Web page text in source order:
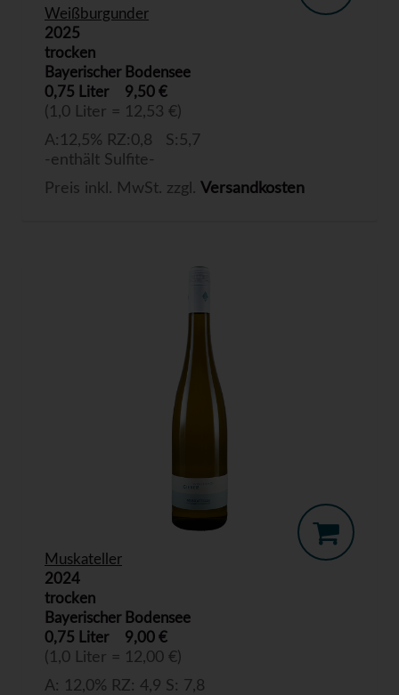
Weißburgunder
2025
trocken
Bayerischer Bodensee
0,75 Liter
9,50 €
(1,0 Liter = 12,53 €)
A:12,5% RZ:0,8 S:5,7
-enthält Sulfite-
Preis inkl. MwSt. zzgl. Versandkosten
Muskateller
2024
trocken
Bayerischer Bodensee
0,75 Liter
9,00 €
(1,0 Liter = 12,00 €)
A: 12,0% RZ: 4,9 S: 7,8